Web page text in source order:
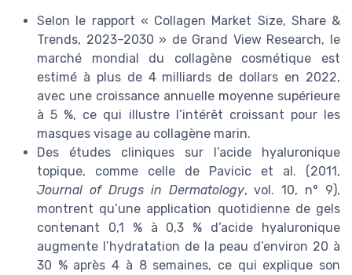
Selon le rapport « Collagen Market Size, Share &
Trends, 2023–2030 » de Grand View Research, le
marché mondial du collagène cosmétique est
estimé à plus de 4 milliards de dollars en 2022,
avec une croissance annuelle moyenne supérieure
à 5 %, ce qui illustre l’intérêt croissant pour les
masques visage au collagène marin.
Des études cliniques sur l’acide hyaluronique
topique, comme celle de Pavicic et al. (2011,
Journal of Drugs in Dermatology, vol. 10, n° 9),
montrent qu’une application quotidienne de gels
contenant 0,1 % à 0,3 % d’acide hyaluronique
augmente l’hydratation de la peau d’environ 20 à
30 % après 4 à 8 semaines, ce qui explique son